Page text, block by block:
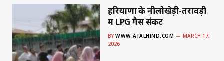
हरियाणा के नीलोखेड़ी-तरावड़ी
में LPG गैस संकट
BY WWW.ATALHIND.COM
MARCH 17,
2026